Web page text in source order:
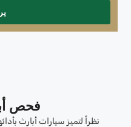
فحص
نظراً لتميز سيارات أبارث